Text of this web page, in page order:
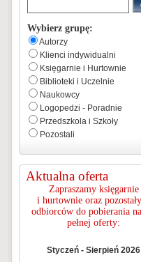
Wybierz grupę:
Autorzy
Klienci indywidualni
Księgarnie i Hurtownie
Biblioteki i Uczelnie
Naukowcy
Logopedzi - Poradnie
Przedszkola i Szkoły
Pozostali
Aktualna oferta
Zapraszamy księgarnie
i hurtownie oraz
odbiorców do pobierania
pełnej oferty:
Styczeń - Sierpień 2026